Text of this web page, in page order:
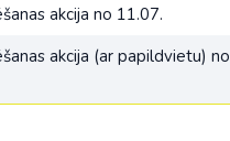
akcija no 11.07.
akcija (ar papildvietu) no